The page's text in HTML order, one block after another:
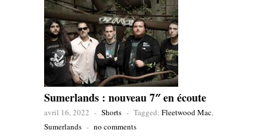
Sumerlands : nouveau 7″ en écoute
avril 16, 2022 - Shorts - Tagged: Fleetwood Mac,
Sumerlands - no comments